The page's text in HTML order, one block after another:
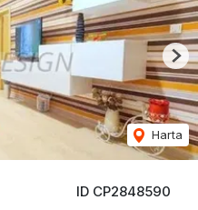
ID CP2848590
Harta